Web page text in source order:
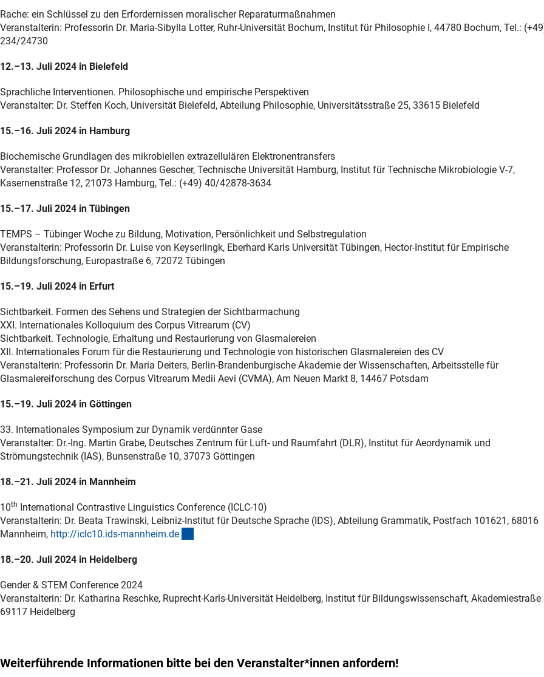
Rache: ein Schlüssel zu den Erfordernissen moralischer Reparaturmaßnahmen
Veranstalterin: Professorin Dr. Maria-Sibylla Lotter, Ruhr-Universität Bochum, Institut für Philosophie I, 44780 Bochum, Tel.:
234/24730
12.–13. Juli 2024 in Bielefeld
Sprachliche Interventionen. Philosophische und empirische Perspektiven
Veranstalter: Dr. Steffen Koch, Universität Bielefeld, Abteilung Philosophie, Universitätsstraße 25, 33615 Bielefeld
15.–16. Juli 2024 in Hamburg
Biochemische Grundlagen des mikrobiellen extrazellulären Elektronentransfers
Veranstalter: Professor Dr. Johannes Gescher, Technische Universität Hamburg, Institut für Technische Mikrobiologie V-7,
Kasernenstraße 12, 21073 Hamburg, Tel.: (+49) 40/42878-3634
15.–17. Juli 2024 in Tübingen
TEMPS – Tübinger Woche zu Bildung, Motivation, Persönlichkeit und Selbstregulation
Veranstalterin: Professorin Dr. Luise von Keyserlingk, Eberhard Karls Universität Tübingen, Hector-Institut für Empirische
Bildungsforschung, Europastraße 6, 72072 Tübingen
15.–19. Juli 2024 in Erfurt
Sichtbarkeit. Formen des Sehens und Strategien der Sichtbarmachung
XXI. Internationales Kolloquium des Corpus Vitrearum (CV)
Sichtbarkeit. Technologie, Erhaltung und Restaurierung von Glasmalereien
XII. Internationales Forum für die Restaurierung und Technologie von historischen Glasmalereien des CV
Veranstalterin: Professorin Dr. Maria Deiters, Berlin-Brandenburgische Akademie der Wissenschaften, Arbeitsstelle für
Glasmalereiforschung des Corpus Vitrearum Medii Aevi (CVMA), Am Neuen Markt 8, 14467 Potsdam
15.–19. Juli 2024 in Göttingen
33. Internationales Symposium zur Dynamik verdünnter Gase
Veranstalter: Dr.-Ing. Martin Grabe, Deutsches Zentrum für Luft- und Raumfahrt (DLR), Institut für Aeordynamik und
Strömungstechnik (IAS), Bunsenstraße 10, 37073 Göttingen
18.–21. Juli 2024 in Mannheim
10th International Contrastive Linguistics Conference (ICLC-10)
Veranstalterin: Dr. Beata Trawinski, Leibniz-Institut für Deutsche Sprache (IDS), Abteilung Grammatik, Postfach 101621, 68016
Mannheim, http://iclc10.ids-mannheim.de
18.–20. Juli 2024 in Heidelberg
Gender & STEM Conference 2024
Veranstalterin: Dr. Katharina Reschke, Ruprecht-Karls-Universität Heidelberg, Institut für Bildungswissenschaft, Akademiestraße
69117 Heidelberg
Weiterführende Informationen bitte bei den Veranstalter*innen anfordern!